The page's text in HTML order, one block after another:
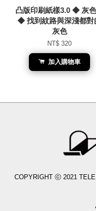
凸版印刷紙樣3.0 ◆ 灰
◆ 找到紋路與深淺都對
灰色
NT$ 320
加入購物車
COPYRIGHT ⓒ 2021